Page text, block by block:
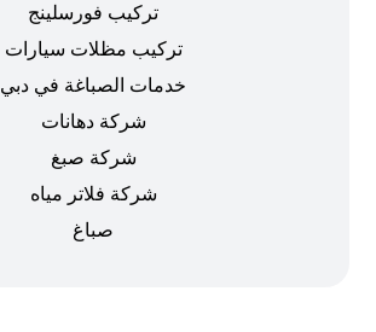
تركيب فورسلينج
تركيب مظلات سيارات
خدمات الصباغة في دبي
شركة دهانات
شركة صبغ
شركة فلاتر مياه
صباغ